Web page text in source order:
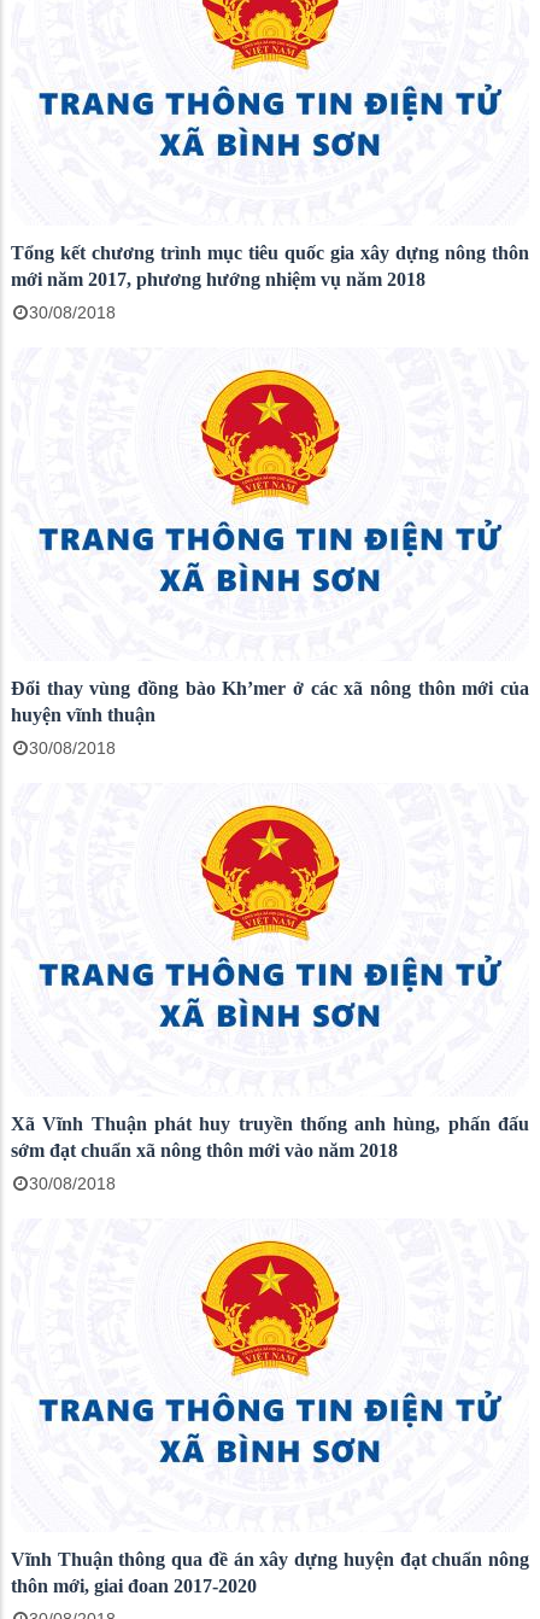
Tổng kết chương trình mục tiêu quốc gia xây dựng nông thôn
mới năm 2017, phương hướng nhiệm vụ năm 2018
30/08/2018
Đổi thay vùng đồng bào Kh’mer ở các xã nông thôn mới của
huyện vĩnh thuận
30/08/2018
Xã Vĩnh Thuận phát huy truyền thống anh hùng, phấn đấu
sớm đạt chuẩn xã nông thôn mới vào năm 2018
30/08/2018
Vĩnh Thuận thông qua đề án xây dựng huyện đạt chuẩn nông
thôn mới, giai đoan 2017-2020